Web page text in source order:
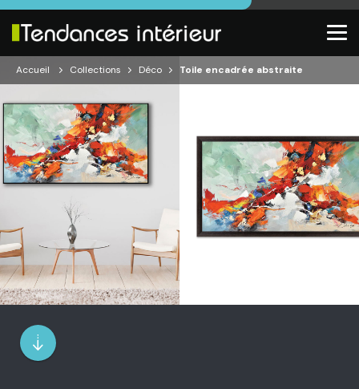
Accueil Collections Déco Toile encadrée abstraite